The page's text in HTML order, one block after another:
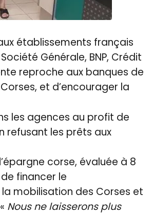
établissements français
Générale, BNP, Crédit
reproche aux banques de
et d’encourager la
les agences au profit de
refusant les prêts aux
corse, évaluée à 8
financer le
mobilisation des Corses et
Nous ne laisserons plus